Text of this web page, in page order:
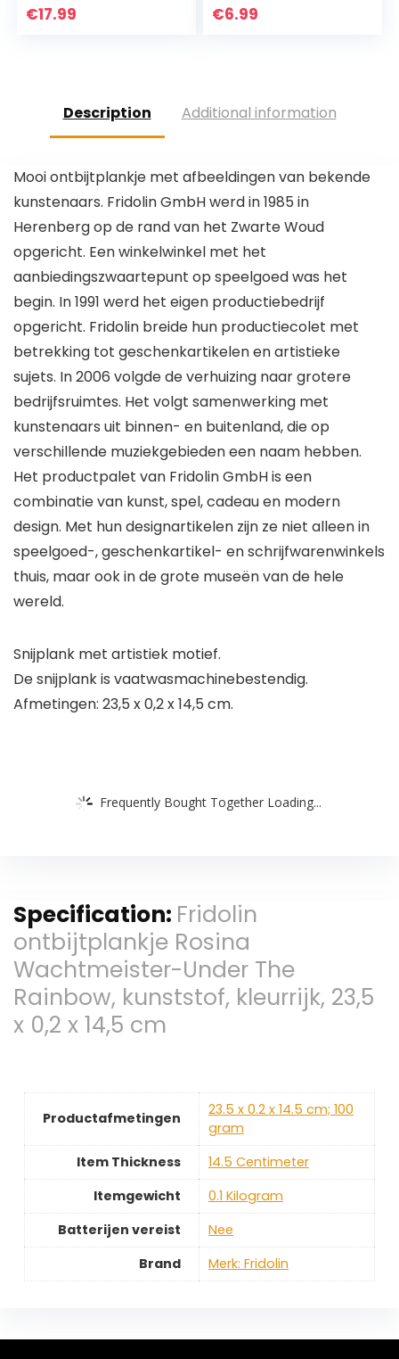
gelegenheid –
€17.99 €6.99
Description Additional information
Mooi ontbijtplankje met afbeeldingen van bekende
kunstenaars. Fridolin GmbH werd in 1985 in
Herenberg op de rand van het Zwarte Woud
opgericht. Een winkelwinkel met het
aanbiedingszwaartepunt op speelgoed was het
begin. In 1991 werd het eigen productiebedrijf
opgericht. Fridolin breide hun productiecolet met
betrekking tot geschenkartikelen en artistieke
sujets. In 2006 volgde de verhuizing naar grotere
bedrijfsruimtes. Het volgt samenwerking met
kunstenaars uit binnen- en buitenland, die op
verschillende muziekgebieden een naam hebben.
Het productpalet van Fridolin GmbH is een
combinatie van kunst, spel, cadeau en modern
design. Met hun designartikelen zijn ze niet alleen in
speelgoed-, geschenkartikel- en schrijfwarenwinkels
thuis, maar ook in de grote museën van de hele
wereld.
Snijplank met artistiek motief.
De snijplank is vaatwasmachinebestendig.
Afmetingen: 23,5 x 0,2 x 14,5 cm.
Frequently Bought Together Loading...
Specification: Fridolin
ontbijtplankje Rosina
Wachtmeister-Under The
Rainbow, kunststof, kleurrijk, 23,5
x 0,2 x 14,5 cm
Productafmetingen
‎23.5 x 0.2 x 14.5 cm; 100
gram
Item Thickness
‎14.5 Centimeter
Itemgewicht
‎0.1 Kilogram
Batterijen vereist
‎Nee
Brand
Merk: Fridolin